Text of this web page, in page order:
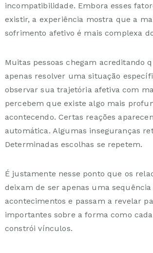
incompatibilidade. Embora esses
existir, a experiência mostra que a
sofrimento afetivo é mais complexa
Muitas pessoas chegam acreditando
apenas resolver uma situação
observar sua trajetória afetiva com
percebem que existe algo mais
acontecendo. Certas reações
automática. Algumas inseguranças
Determinadas escolhas se repetem.
É justamente nesse ponto que os
deixam de ser apenas uma sequência
acontecimentos e passam a revelar
importantes sobre a forma como
constrói vínculos.